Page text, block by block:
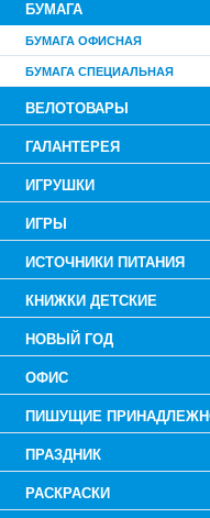
БУМАГА
БУМАГА ОФИСНАЯ
БУМАГА СПЕЦИАЛЬНАЯ
ВЕЛОТОВАРЫ
ГАЛАНТЕРЕЯ
ИГРУШКИ
ИГРЫ
ИСТОЧНИКИ ПИТАНИЯ
КНИЖКИ ДЕТСКИЕ
НОВЫЙ ГОД
ОФИС
ПИШУЩИЕ
ПРАЗДНИК
РАСКРАСКИ